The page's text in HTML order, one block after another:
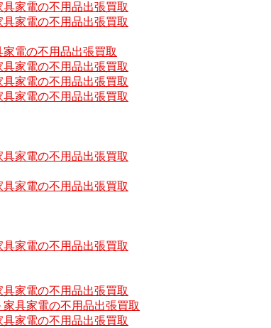
家電の不用品出張買取
家電の不用品出張買取
電の不用品出張買取
家電の不用品出張買取
家電の不用品出張買取
家電の不用品出張買取
家電の不用品出張買取
家電の不用品出張買取
家電の不用品出張買取
家電の不用品出張買取
具家電の不用品出張買取
家電の不用品出張買取